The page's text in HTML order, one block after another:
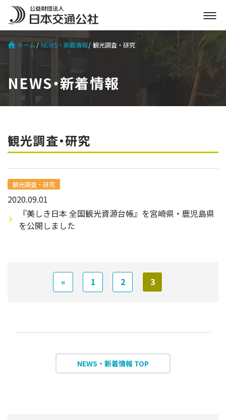
メ
ニ
ュ
ホーム NEWS・新着情報 観光調査・研究
NEWS・新着情報
観光調査・研究
観光調査・研究
2020.09.01
『美しき日本 全国観光資源台帳』を宮崎県・鹿児島県
を公開しました
« 1 2 3
NEWS・新着情報 TOP